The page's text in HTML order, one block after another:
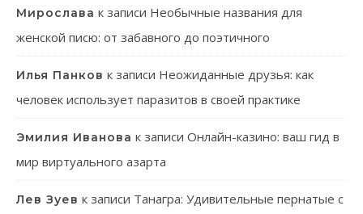
Мирослава к записи Необычные названия для
женской писю: от забавного до поэтичного
Илья Панков к записи Неожиданные друзья: как
человек использует паразитов в своей практике
Эмилия Иванова к записи Онлайн-казино: ваш гид в
мир виртуального азарта
Лев Зуев к записи Танагра: Удивительные пернатые с